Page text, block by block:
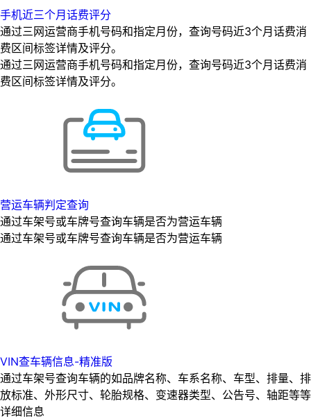
手机近三个月话费评分
通过三网运营商手机号码和指定月份，查询号码近3个月话费消
费区间标签详情及评分。
通过三网运营商手机号码和指定月份，查询号码近3个月话费消
费区间标签详情及评分。
营运车辆判定查询
通过车架号或车牌号查询车辆是否为营运车辆
通过车架号或车牌号查询车辆是否为营运车辆
VIN查车辆信息-精准版
通过车架号查询车辆的如品牌名称、车系名称、车型、排量、排
放标准、外形尺寸、轮胎规格、变速器类型、公告号、轴距等等
详细信息